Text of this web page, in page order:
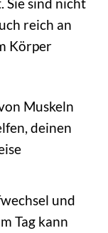
reich an
Körper
Muskeln
deinen
und
Tag kann